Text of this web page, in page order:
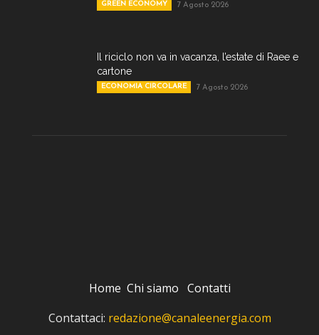
GREEN ECONOMY 7 Agosto 2026
Il riciclo non va in vacanza, l’estate di Raee e
cartone
ECONOMIA CIRCOLARE 7 Agosto 2026
Home Chi siamo Contatti
Contattaci: redazione@canaleenergia.com